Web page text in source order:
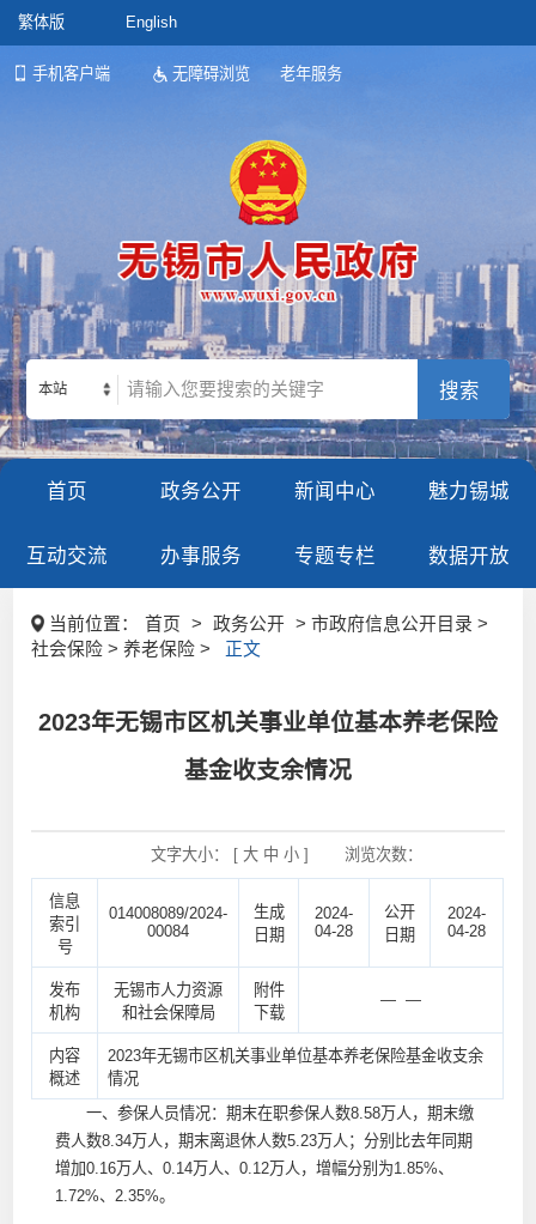
繁体版 English
手机客户端 无障碍浏览 老年服务
本站
首页 政务公开 新闻中心 魅力锡城
互动交流 办事服务 专题专栏 数据开放
当前位置： 首页 > 政务公开
> 市政府信息公开目录 >
社会保险 > 养老保险 >
正文
2023年无锡市区机关事业单位基本养老保险
基金收支余情况
文字大小： [ 大 中 小] 浏览次数：
信息
索引
号
014008089/2024-
00084
生成
日期
2024-
04-28
公开
日期
2024-
04-28
发布
机构
无锡市人力资源
和社会保障局
附件
下载
— —
内容
概述
2023年无锡市区机关事业单位基本养老保险基金收支余
情况
一、参保人员情况：期末在职参保人数8.58万人，期末缴
费人数8.34万人，期末离退休人数5.23万人；分别比去年同期
增加0.16万人、0.14万人、0.12万人，增幅分别为1.85%、
1.72%、2.35%。